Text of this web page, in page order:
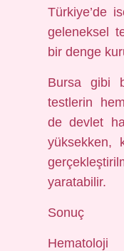
Türkiye’de
geleneksel
bir denge
Bursa gibi
testlerin
de devlet
yüksekken,
yaratabilir.
Sonuç